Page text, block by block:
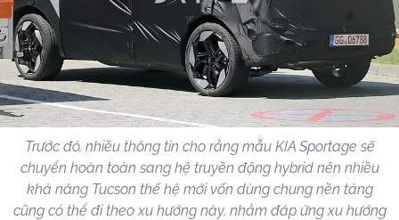
Trước đó, nhiều thông tin cho rằng mẫu KIA Sportage sẽ
chuyển hoàn toàn sang hệ truyền động hybrid nên nhiều
khả năng Tucson thế hệ mới vốn dùng chung nền tảng
cũng có thể đi theo xu hướng này, nhằm đáp ứng xu hướng